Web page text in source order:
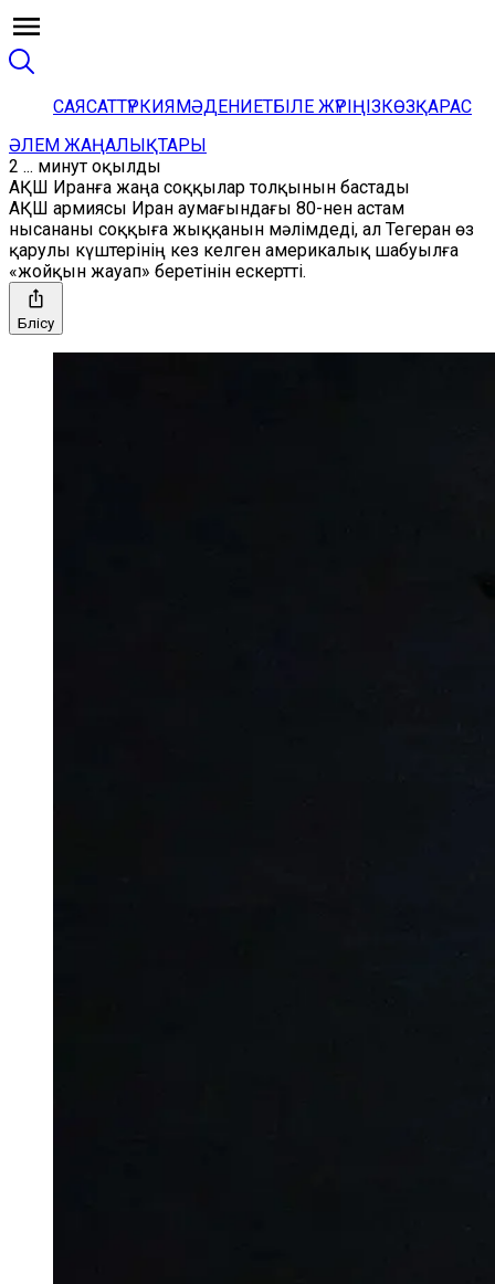
САЯСАТТҮРКИЯМӘДЕНИЕТБІЛЕ ЖҮРІҢІЗКӨЗҚАРАС
ӘЛЕМ ЖАҢАЛЫҚТАРЫ
2 ... минут оқылды
АҚШ Иранға жаңа соққылар толқынын бастады
АҚШ армиясы Иран аумағындағы 80-нен астам
нысананы соққыға жыққанын мәлімдеді, ал Тегеран өз
қарулы күштерінің кез келген америкалық шабуылға
«жойқын жауап» беретінін ескертті.
Бөлісу